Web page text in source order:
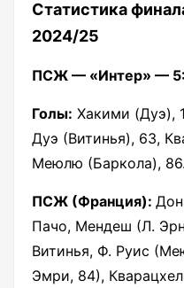
Статистика
2024/25
ПСЖ — «Интер» —
Голы: Хакими (Дуэ),
Дуэ (Витинья), 63,
Меюлю (Баркола), 86.
ПСЖ (Франция):
Пачо, Мендеш (Л.
Витинья, Ф. Руис
Эмри, 84),